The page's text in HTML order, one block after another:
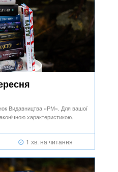
Видавництва «РМ». Для вашої
характеристикою.
1 хв. на читання